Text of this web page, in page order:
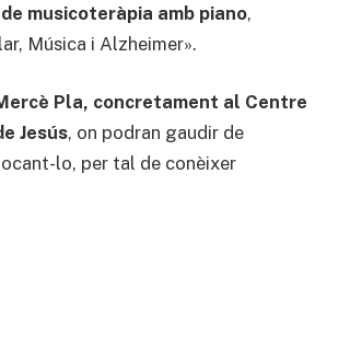
musicoteràpia amb piano,
Música i Alzheimer».
Pla, concretament al Centre
Jesús, on podran gaudir de
lo, per tal de conèixer